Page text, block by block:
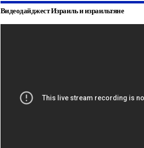
Видеодайджест Израиль и израильтяне